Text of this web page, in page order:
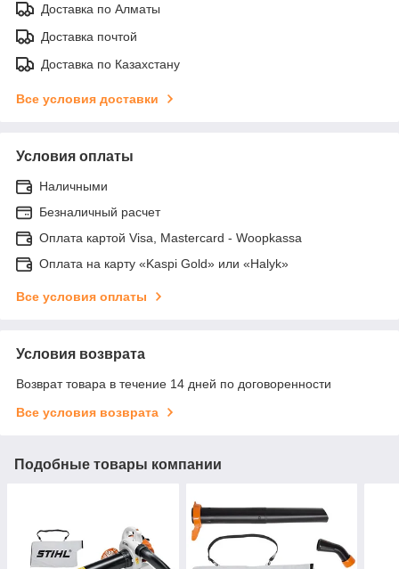
Доставка по Алматы
Доставка почтой
Доставка по Казахстану
Все условия доставки
Условия оплаты
Наличными
Безналичный расчет
Оплата картой Visa, Mastercard - Woopkassa
Оплата на карту «Kaspi Gold» или «Halyk»
Все условия оплаты
Условия возврата
Возврат товара в течение 14 дней по договоренности
Все условия возврата
Подобные товары компании